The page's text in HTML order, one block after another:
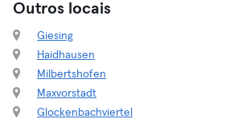
Outros locais
Giesing
Haidhausen
Milbertshofen
Maxvorstadt
Glockenbachviertel